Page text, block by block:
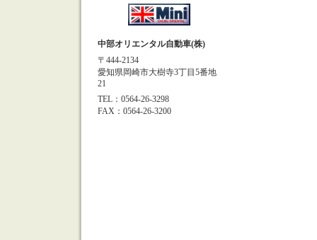
中部オリエンタル自動車(株)
〒444-2134
愛知県岡崎市大樹寺3丁目5番地
21
TEL：0564-26-3298
FAX：0564-26-3200